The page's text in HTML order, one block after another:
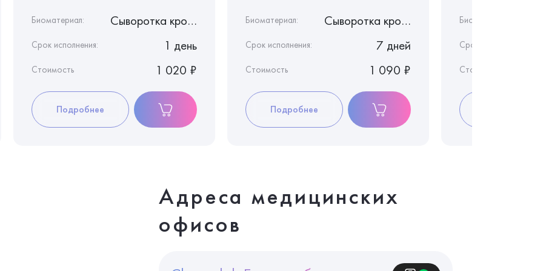
Биоматериал: Сыворотка крови
Срок исполнения: 1 день
Стоимость 1 020 ₽
Подробнее
Биоматериал: Сыворотка крови
Срок исполнения: 7 дней
Стоимость 1 090 ₽
Подробнее
Биоматериал:
Срок исполнения:
Стоимость
Адреса медицинских
офисов